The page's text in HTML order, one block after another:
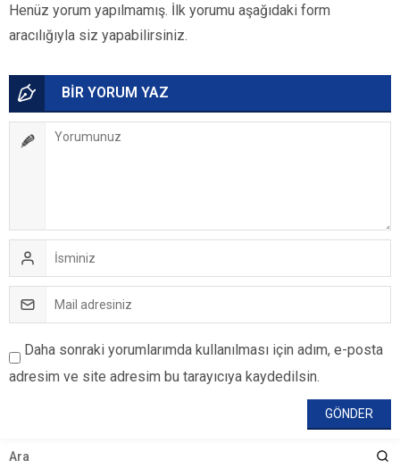
Henüz yorum yapılmamış. İlk yorumu aşağıdaki form
aracılığıyla siz yapabilirsiniz.
BİR YORUM YAZ
Daha sonraki yorumlarımda kullanılması için adım, e-posta
adresim ve site adresim bu tarayıcıya kaydedilsin.